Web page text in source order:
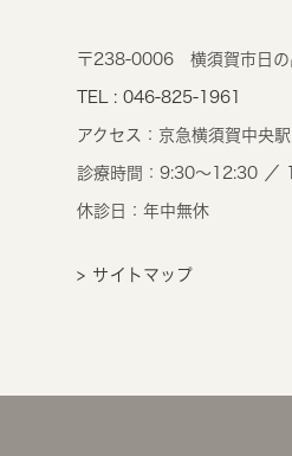
〒238-0006 横須賀市日
TEL : 046-825-1961
アクセス： 京急横須賀中央
診療時間： 9:30～12:30 ／
休診日：年中無休
> サイトマップ